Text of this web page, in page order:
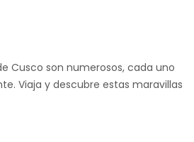
Cusco son numerosos, cada uno
Viaja y descubre estas maravillas